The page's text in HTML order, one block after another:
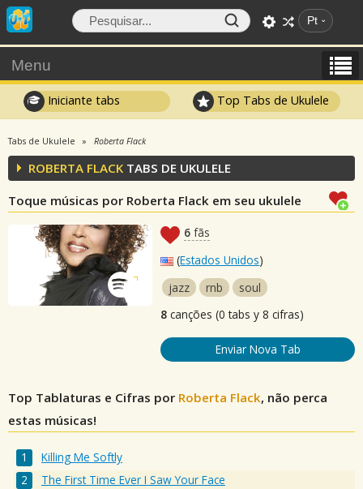
Pt
Menu
Iniciante tabs Top Tabs de Ukulele
Tabs de Ukulele Roberta Flack
ROBERTA FLACK TABS DE UKULELE
Toque músicas por Roberta Flack em seu ukulele
6 fãs
(Estados Unidos)
jazz
rnb
soul
8 canções (0 tabs y 8 cifras)
Enviar Nova Tab
Top Tablaturas e Cifras por Roberta Flack, não perca
estas músicas!
Killing Me Softly
The First Time Ever I Saw Your Face